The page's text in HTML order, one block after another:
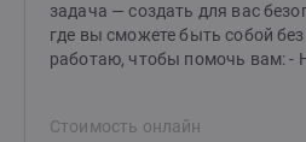
задача — создать для вас
где вы сможете быть собой
работаю, чтобы помочь вам: -
веру в себя, если низкая
Стоимость онлайн